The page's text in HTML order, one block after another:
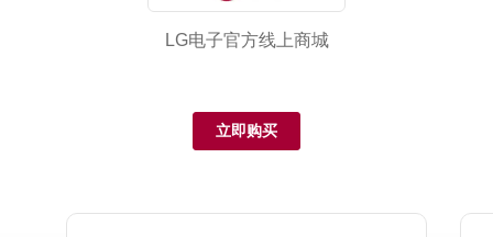
LG电子官方线上商城
立即购买